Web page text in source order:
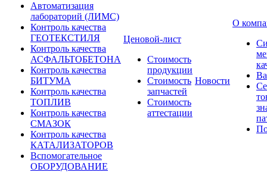
Автоматизация
лабораторий (ЛИМС)
Контроль качества
ГЕОТЕКСТИЛЯ
Контроль качества
АСФАЛЬТОБЕТОНА
Контроль качества
БИТУМА
Контроль качества
ТОПЛИВ
Контроль качества
СМАЗОК
Контроль качества
КАТАЛИЗАТОРОВ
Вспомогательное
ОБОРУДОВАНИЕ
Ценовой-лист
Стоимость
продукции
Стоимость
запчастей
Стоимость
аттестации
Новости
О